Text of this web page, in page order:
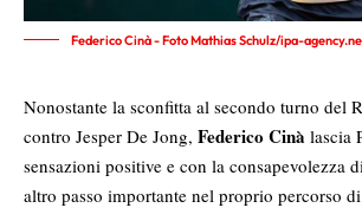
Federico Cinà - Foto Mathias Schulz/ipa-
Nonostante la sconfitta al secondo turno del
contro Jesper De Jong, Federico Cinà lascia
sensazioni positive e con la consapevolezza
altro passo importante nel proprio percorso